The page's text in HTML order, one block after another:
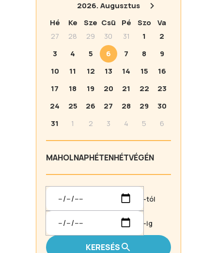
2026.Augusztus
Hé
Ke Sze Csü Pé Szo
Va
27
28 29 30 31 1
2
3
4 5 6 7 8
9
10
11 12 13 14 15
16
17
18 19 20 21 22
23
24
25 26 27 28 29
30
31
1 2 3 4 5 6
MAHOLNAPHÉTENHÉTVÉGÉN
-tól
-ig
KERESÉS